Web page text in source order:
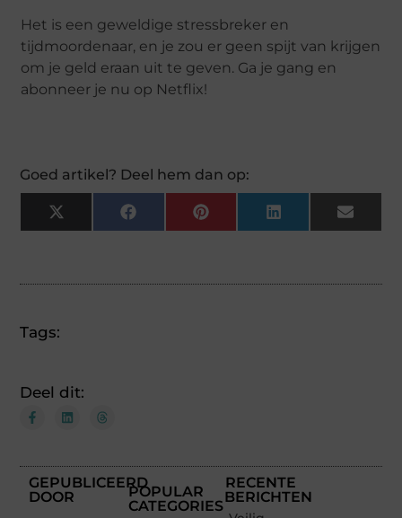
Het is een geweldige stressbreker en
tijdmoordenaar, en je zou er geen spijt van krijgen
om je geld eraan uit te geven. Ga je gang en
abonneer je nu op Netflix!
Goed artikel? Deel hem dan op:
X
(Twitter)
FacebookPinterestLinkedInEmail
Tags:
Deel dit:
GEPUBLICEERD
DOOR
POPULAR
CATEGORIES
RECENTE
BERICHTEN